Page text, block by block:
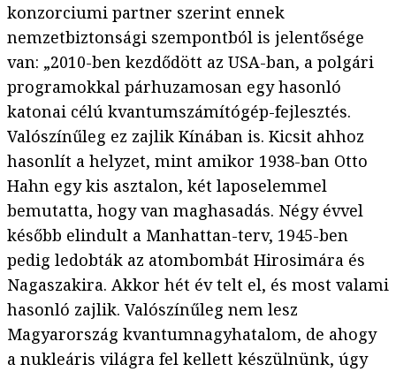
konzorciumi partner szerint ennek
nemzetbiztonsági szempontból is jelentősége
van: „2010-ben kezdődött az USA-ban, a polgári
programokkal párhuzamosan egy hasonló
katonai célú kvantumszámítógép-fejlesztés.
Valószínűleg ez zajlik Kínában is. Kicsit ahhoz
hasonlít a helyzet, mint amikor 1938-ban Otto
Hahn egy kis asztalon, két laposelemmel
bemutatta, hogy van maghasadás. Négy évvel
később elindult a Manhattan-terv, 1945-ben
pedig ledobták az atombombát Hirosimára és
Nagaszakira. Akkor hét év telt el, és most valami
hasonló zajlik. Valószínűleg nem lesz
Magyarország kvantumnagyhatalom, de ahogy
a nukleáris világra fel kellett készülnünk, úgy